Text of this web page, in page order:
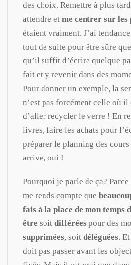
des choix. Remettre à plus
attendre et me centrer sur
étaient vraiment. J’ai
tout de suite pour être sûre
qu’il suffit d’écrire quelque
fait et y revenir dans des
Pour donner un exemple, la
n’est pas forcément celle où
d’aller recycler le verre ! En
livres, faire les achats pour
préparer le planning des cours
arrive, oui !
Pourquoi je parle de ça?
me rends compte que
fais à la place de mon temps
être soit différées pour des
supprimées, soit déléguées.
doit pas passer avant les